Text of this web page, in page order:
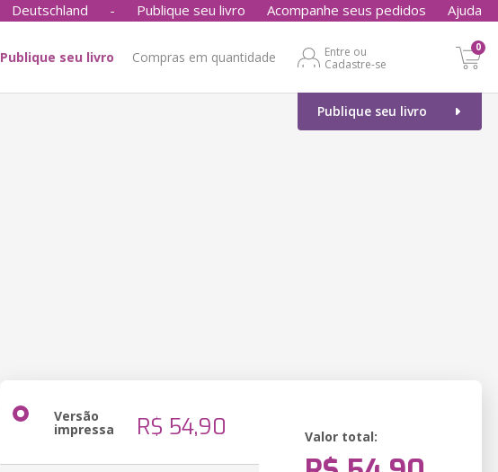
Deutschland - Publique seu livro Acompanhe seus pedidos Ajuda
Publique seu livro Compras em quantidade
Entre ou
Cadastre-se
0
Publique seu livro
Versão
impressa R$ 54,90 Valor total: